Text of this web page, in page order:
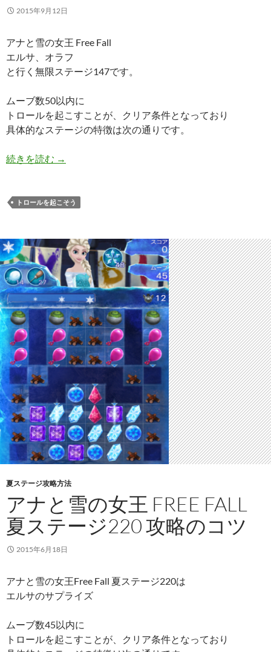
2015年9月12日
アナと雪の女王 Free Fall
エルサ、オラフ
と行く無限ステージ147です。
ムーブ数50以内に
トロールを起こすことが、クリア条件となっており
具体的なステージの特徴は次の通りです。
続きを読む アナと雪の女王 Free Fall 無限 ステージ147 攻略
→
トロールを起こそう
夏ステージ攻略方法
アナと雪の女王 FREE FALL
夏ステージ220 攻略のコツ
2015年6月18日
アナと雪の女王Free Fall 夏ステージ220は
エルサのサプライズ
ムーブ数45以内に
トロールを起こすことが、クリア条件となっており